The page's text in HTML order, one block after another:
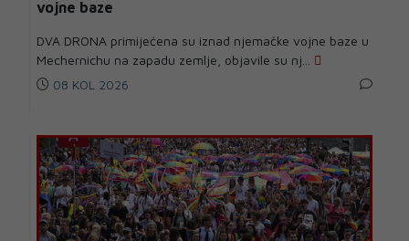
vojne baze
DVA DRONA primijećena su iznad njemačke vojne baze u
Mechernichu na zapadu zemlje, objavile su nj...
08 KOL 2026